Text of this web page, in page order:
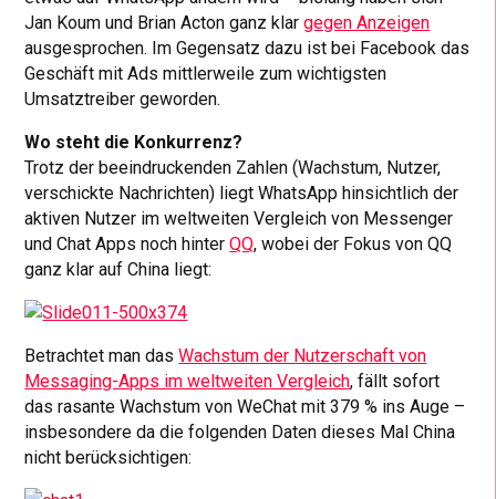
Jan Koum und Brian Acton ganz klargegen Anzeigen
ausgesprochen. Im Gegensatz dazu ist bei Facebook das
Geschäft mit Ads mittlerweile zum wichtigsten
Umsatztreiber geworden.
Wo steht die Konkurrenz?
Trotz der beeindruckenden Zahlen (Wachstum, Nutzer,
verschickte Nachrichten) liegt WhatsApp hinsichtlich der
aktiven Nutzer im weltweiten Vergleich von Messenger
und Chat Apps noch hinterQQ, wobei der Fokus von QQ
ganz klar auf China liegt:
Betrachtet man dasWachstum der Nutzerschaft von
Messaging-Apps im weltweiten Vergleich, fällt sofort
das rasante Wachstum von WeChat mit 379 % ins Auge –
insbesondere da die folgenden Daten dieses Mal China
nicht berücksichtigen: